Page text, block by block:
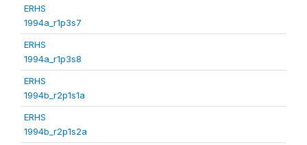
ERHS
1994a_r1p3s7
ERHS
1994a_r1p3s8
ERHS
1994b_r2p1s1a
ERHS
1994b_r2p1s2a